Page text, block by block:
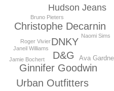
D&G
DNKY
Ginnifer Goodwin
Christophe Decarnin
Urban Outfitters
Hudson Jeans
Ava
Bruno Pieters
Roger Vivier
Jamie Bochert
Naomi Sims
Janeil Williams